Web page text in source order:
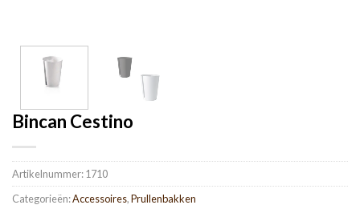
Bincan Cestino
Artikelnummer:1710
Categorieën:Accessoires,Prullenbakken